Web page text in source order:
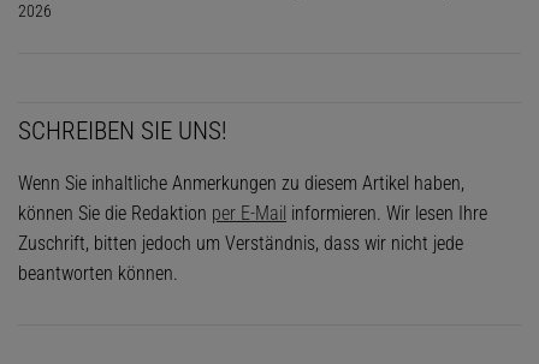
2026
SCHREIBEN SIE UNS!
Wenn Sie inhaltliche Anmerkungen zu diesem Artikel haben,
können Sie die Redaktion per E-Mail informieren. Wir lesen Ihre
Zuschrift, bitten jedoch um Verständnis, dass wir nicht jede
beantworten können.